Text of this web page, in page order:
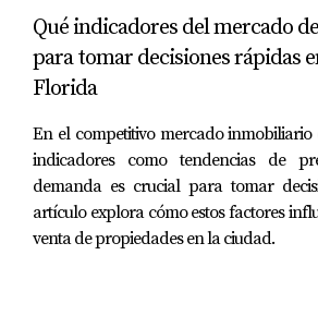
en Miami Beach. Después de varias
decidieron escribir una carta a los
explicando por qué les encantaba
esperaban criar a sus hijos. Esta
del vendedor, quien decidió aceptar
recibir propuestas más altas.
Caso 3: Flexibilidad y
Finalmente, tenemos a Miguel, un
Qué indicadores del mercado
para tomar decisiones rápidas
Florida
En el competitivo mercado
indicadores como tendencias de
demanda es crucial para tomar
artículo explora cómo estos factores
venta de propiedades en la ciudad.